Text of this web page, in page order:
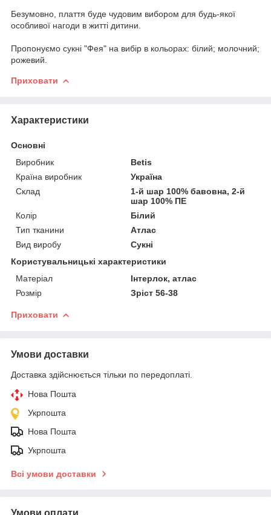
Безумовно, плаття буде чудовим вибором для будь-якої
особливої нагоди в житті дитини.
Пропонуємо сукні "Фея" на вибір в кольорах: білий; молочний;
рожевий.
Приховати
Характеристики
Основні
Виробник
Betis
Країна виробник
Україна
Склад
1-й шар 100% бавовна, 2-й
шар 100% ПЕ
Колір
Білий
Тип тканини
Атлас
Вид виробу
Сукні
Користувальницькі характеристики
Матеріал
Інтерлок, атлас
Розмір
Зріст 56-38
Приховати
Умови доставки
Доставка здійснюється тільки по передоплаті.
Нова Пошта
Укрпошта
Нова Пошта
Укрпошта
Всі умови доставки
Умови оплати